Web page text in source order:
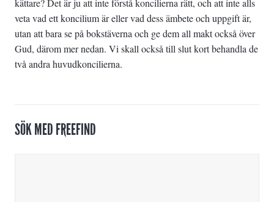
kättare? Det är ju att inte förstå koncilierna rätt, och att inte alls
veta vad ett koncilium är eller vad dess ämbete och uppgift är,
utan att bara se på bokstäverna och ge dem all makt också över
Gud, därom mer nedan. Vi skall också till slut kort behandla de
två andra huvudkoncilierna.
SÖK MED FREEFIND